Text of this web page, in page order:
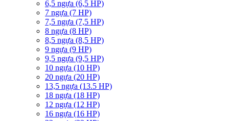
6,5 ngựa (6,5 HP)
7 ngựa (7 HP)
7,5 ngựa (7,5 HP)
8 ngựa (8 HP)
8,5 ngựa (8,5 HP)
9 ngựa (9 HP)
9,5 ngựa (9,5 HP)
10 ngựa (10 HP)
20 ngựa (20 HP)
13,5 ngựa (13.5 HP)
18 ngựa (18 HP)
12 ngựa (12 HP)
16 ngựa (16 HP)